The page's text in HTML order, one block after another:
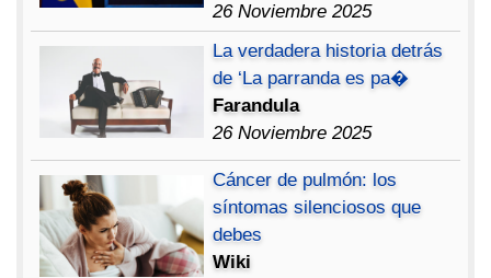
26 Noviembre 2025
La verdadera historia detrás
de ‘La parranda es pa�
Farandula
26 Noviembre 2025
Cáncer de pulmón: los
síntomas silenciosos que
debes
Wiki